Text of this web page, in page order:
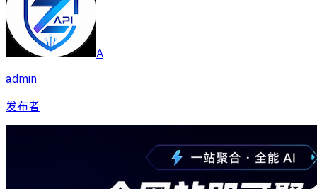
A
admin
发布者